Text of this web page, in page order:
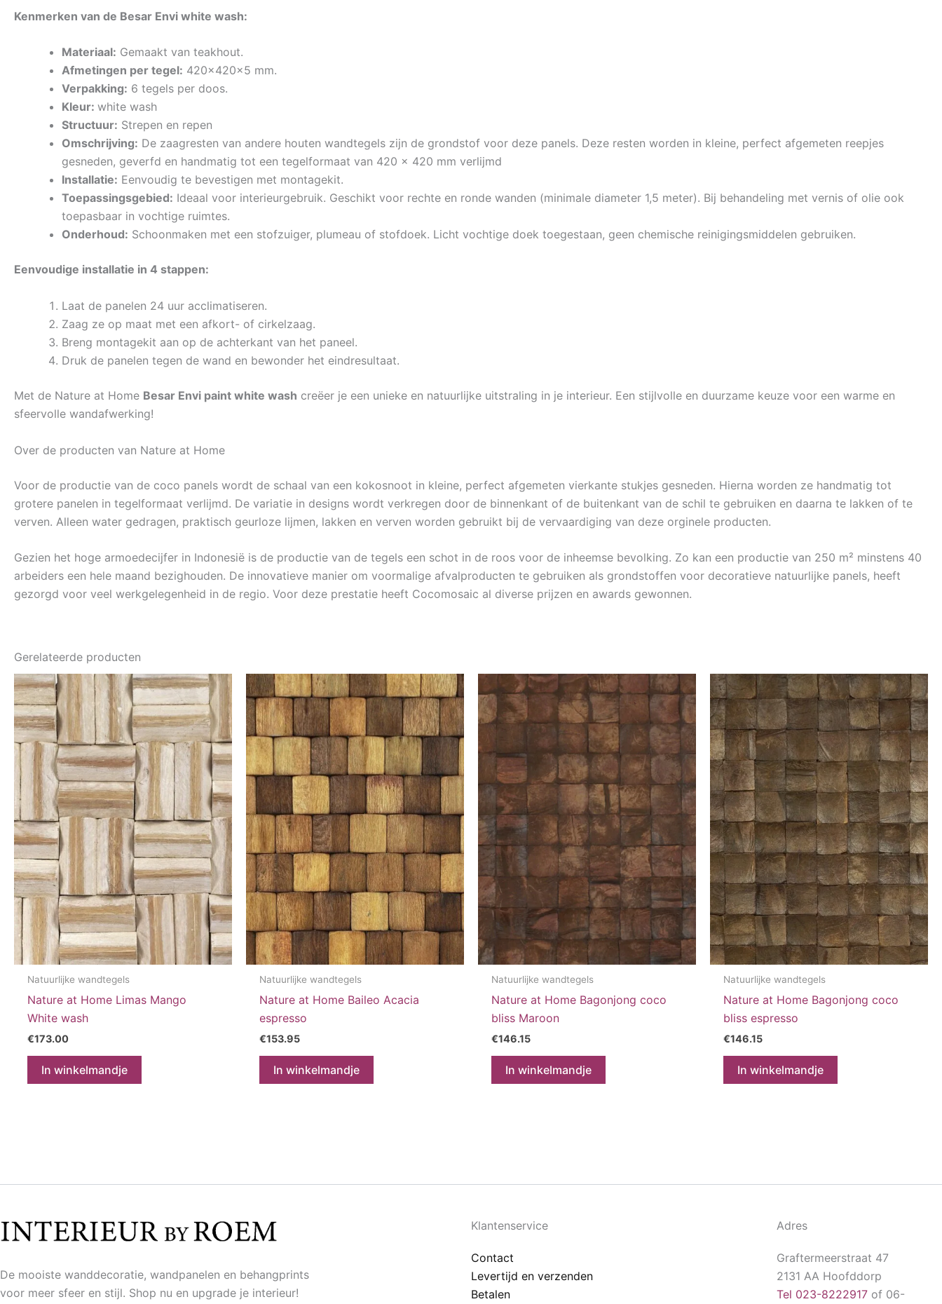
Kenmerken van de Besar Envi white wash:
Materiaal: Gemaakt van teakhout.
Afmetingen per tegel: 420x420x5 mm.
Verpakking: 6 tegels per doos.
Kleur: white wash
Structuur: Strepen en repen
Omschrijving: De zaagresten van andere houten wandtegels zijn de grondstof voor deze panels. Deze resten worden in kleine, perfect afgemeten reepjes
gesneden, geverfd en handmatig tot een tegelformaat van 420 x 420 mm verlijmd
Installatie: Eenvoudig te bevestigen met montagekit.
Toepassingsgebied: Ideaal voor interieurgebruik. Geschikt voor rechte en ronde wanden (minimale diameter 1,5 meter). Bij behandeling met vernis of olie ook
toepasbaar in vochtige ruimtes.
Onderhoud: Schoonmaken met een stofzuiger, plumeau of stofdoek. Licht vochtige doek toegestaan, geen chemische reinigingsmiddelen gebruiken.
Eenvoudige installatie in 4 stappen:
Laat de panelen 24 uur acclimatiseren.
Zaag ze op maat met een afkort- of cirkelzaag.
Breng montagekit aan op de achterkant van het paneel.
Druk de panelen tegen de wand en bewonder het eindresultaat.
Met de Nature at Home Besar Envi paint white wash creëer je een unieke en natuurlijke uitstraling in je interieur. Een stijlvolle en duurzame keuze voor een warme en
sfeervolle wandafwerking!
Over de producten van Nature at Home
Voor de productie van de coco panels wordt de schaal van een kokosnoot in kleine, perfect afgemeten vierkante stukjes gesneden. Hierna worden ze handmatig tot
grotere panelen in tegelformaat verlijmd. De variatie in designs wordt verkregen door de binnenkant of de buitenkant van de schil te gebruiken en daarna te lakken of te
verven. Alleen water gedragen, praktisch geurloze lijmen, lakken en verven worden gebruikt bij de vervaardiging van deze orginele producten.
Gezien het hoge armoedecijfer in Indonesië is de productie van de tegels een schot in de roos voor de inheemse bevolking. Zo kan een productie van 250 m² minstens 40
arbeiders een hele maand bezighouden. De innovatieve manier om voormalige afvalproducten te gebruiken als grondstoffen voor decoratieve natuurlijke panels, heeft
gezorgd voor veel werkgelegenheid in de regio. Voor deze prestatie heeft Cocomosaic al diverse prijzen en awards gewonnen.
Gerelateerde producten
Natuurlijke wandtegels
Nature at Home Limas Mango
White wash
€173.00
In winkelmandje
Natuurlijke wandtegels
Nature at Home Baileo Acacia
espresso
€153.95
In winkelmandje
Natuurlijke wandtegels
Nature at Home Bagonjong coco
bliss Maroon
€146.15
In winkelmandje
Natuurlijke wandtegels
Nature at Home Bagonjong coco
bliss espresso
€146.15
In winkelmandje
De mooiste wanddecoratie, wandpanelen en behangprints
voor meer sfeer en stijl. Shop nu en upgrade je interieur!
Klantenservice
Contact
Levertijd en verzenden
Betalen
Adres
Graftermeerstraat 47
2131 AA Hoofddorp
Tel 023-8222917 of 06-